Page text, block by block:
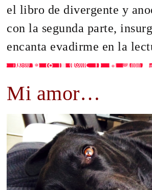
el libro de divergente y
con la segunda parte,
encanta evadirme en la
Mi amor…